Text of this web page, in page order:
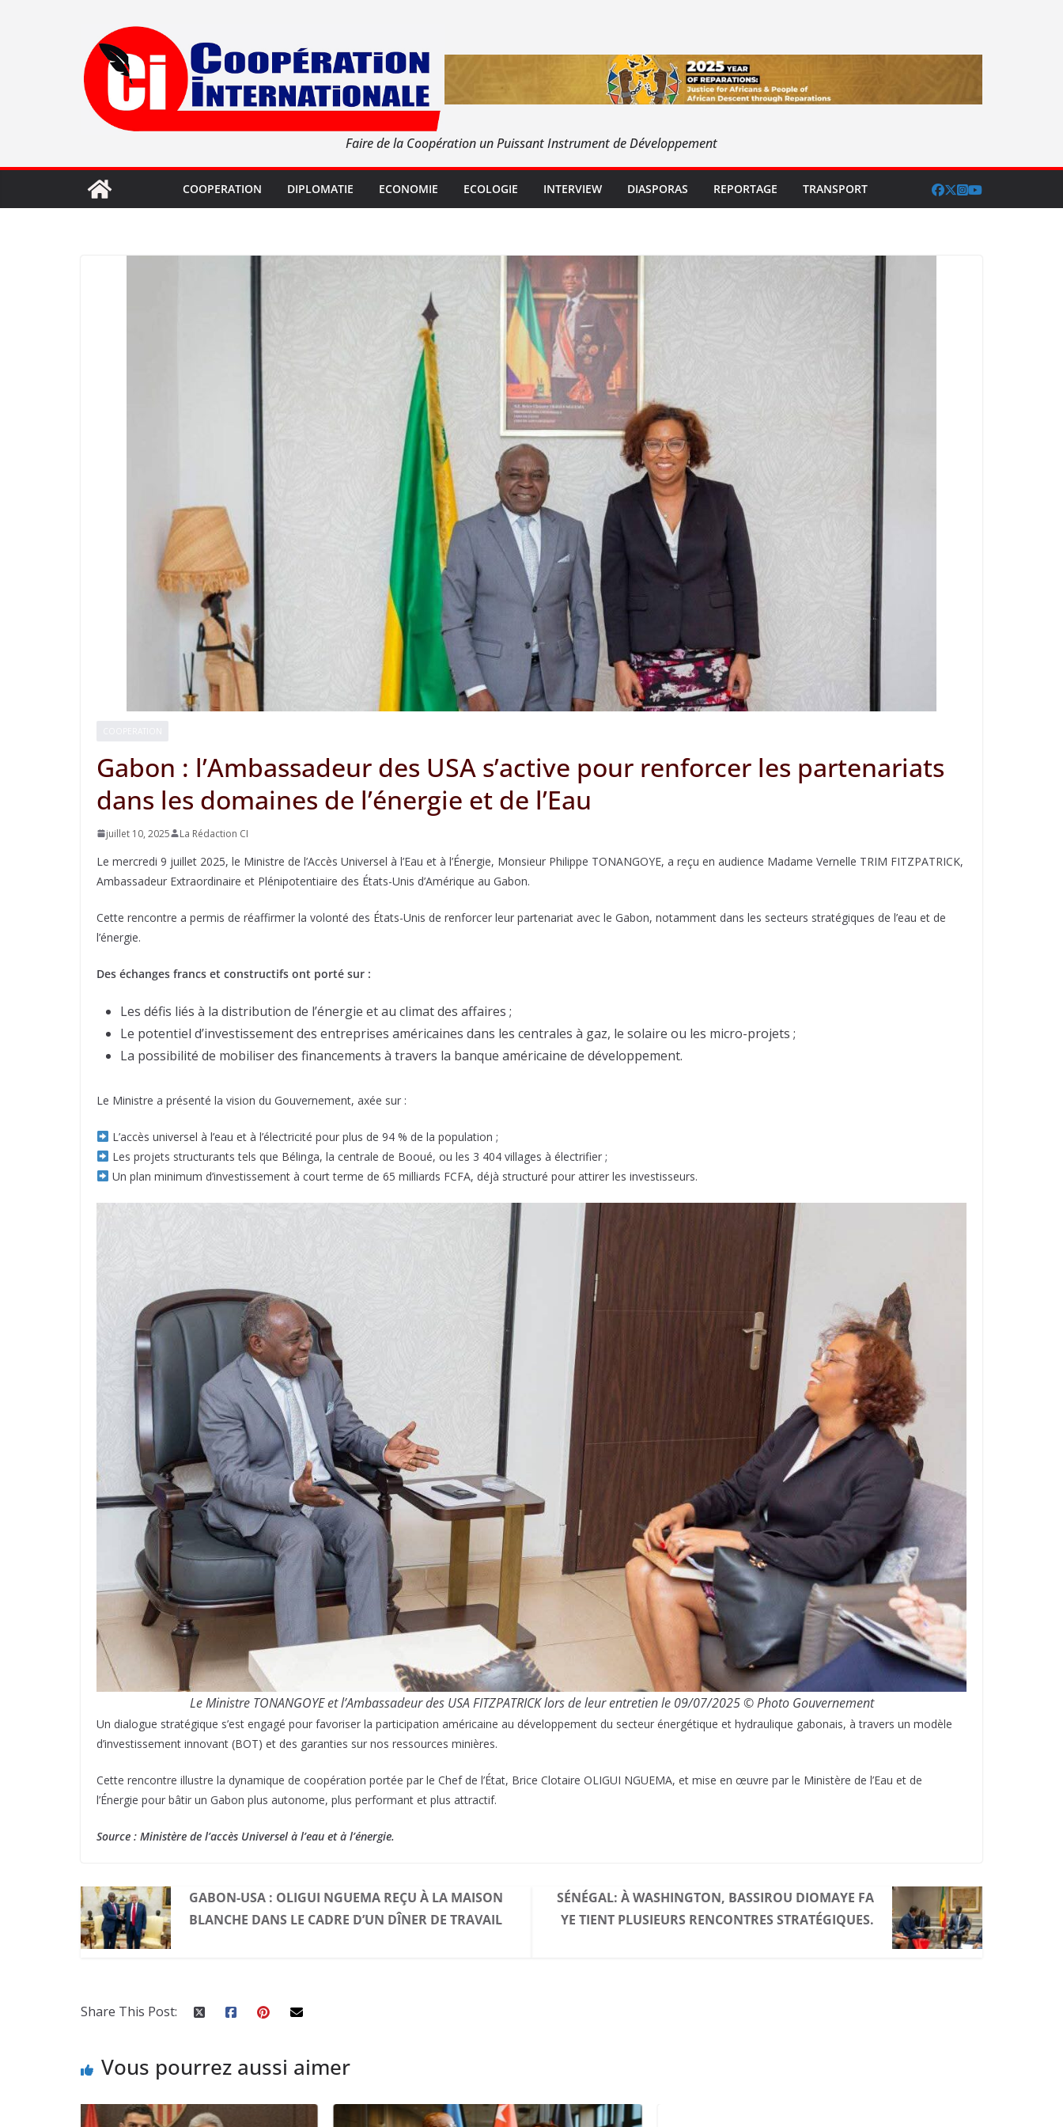
Faire de la Coopération un Puissant Instrument de Développement
COOPERATION DIPLOMATIE ECONOMIE ECOLOGIE INTERVIEW DIASPORAS REPORTAGE TRANSPORT
Gabon : l’Ambassadeur des USA s’active pour renforcer les partenariats
dans les domaines de l’énergie et de l’Eau
juillet 10, 2025 La Rédaction CI
Le mercredi 9 juillet 2025, le Ministre de l’Accès Universel à l’Eau et à l’Énergie, Monsieur Philippe TONANGOYE, a reçu en audience Madame Vernelle TRIM FITZPATRICK,
Ambassadeur Extraordinaire et Plénipotentiaire des États-Unis d’Amérique au Gabon.
Cette rencontre a permis de réaffirmer la volonté des États-Unis de renforcer leur partenariat avec le Gabon, notamment dans les secteurs stratégiques de l’eau et de
l’énergie.
Des échanges francs et constructifs ont porté sur :
Les défis liés à la distribution de l’énergie et au climat des affaires ;
Le potentiel d’investissement des entreprises américaines dans les centrales à gaz, le solaire ou les micro-projets ;
La possibilité de mobiliser des financements à travers la banque américaine de développement.
Le Ministre a présenté la vision du Gouvernement, axée sur :
L’accès universel à l’eau et à l’électricité pour plus de 94 % de la population ;
Les projets structurants tels que Bélinga, la centrale de Booué, ou les 3 404 villages à électrifier ;
Un plan minimum d’investissement à court terme de 65 milliards FCFA, déjà structuré pour attirer les investisseurs.
Le Ministre TONANGOYE et l’Ambassadeur des USA FITZPATRICK lors de leur entretien le 09/07/2025 © Photo Gouvernement
Un dialogue stratégique s’est engagé pour favoriser la participation américaine au développement du secteur énergétique et hydraulique gabonais, à travers un modèle
d’investissement innovant (BOT) et des garanties sur nos ressources minières.
Cette rencontre illustre la dynamique de coopération portée par le Chef de l’État, Brice Clotaire OLIGUI NGUEMA, et mise en œuvre par le Ministère de l’Eau et de
l’Énergie pour bâtir un Gabon plus autonome, plus performant et plus attractif.
Source : Ministère de l’accès Universel à l’eau et à l’énergie.
GABON-USA : OLIGUI NGUEMA REÇU À LA MAISON
BLANCHE DANS LE CADRE D’UN DÎNER DE TRAVAIL
SÉNÉGAL: À WASHINGTON, BASSIROU DIOMAYE FA
YE TIENT PLUSIEURS RENCONTRES STRATÉGIQUES.
Share This Post:
Vous pourrez aussi aimer